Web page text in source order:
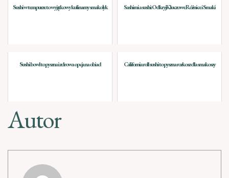
Sushi w tempurze to wyjątkowy kulinarny smakołyk Sashimi a sushi: Odkryj Kluczowe Różnice i Smaki
Sushi bowl to pyszna i zdrowa opcja na obiad California roll sushi to pyszna rozkosz dla smakoszy
Autor